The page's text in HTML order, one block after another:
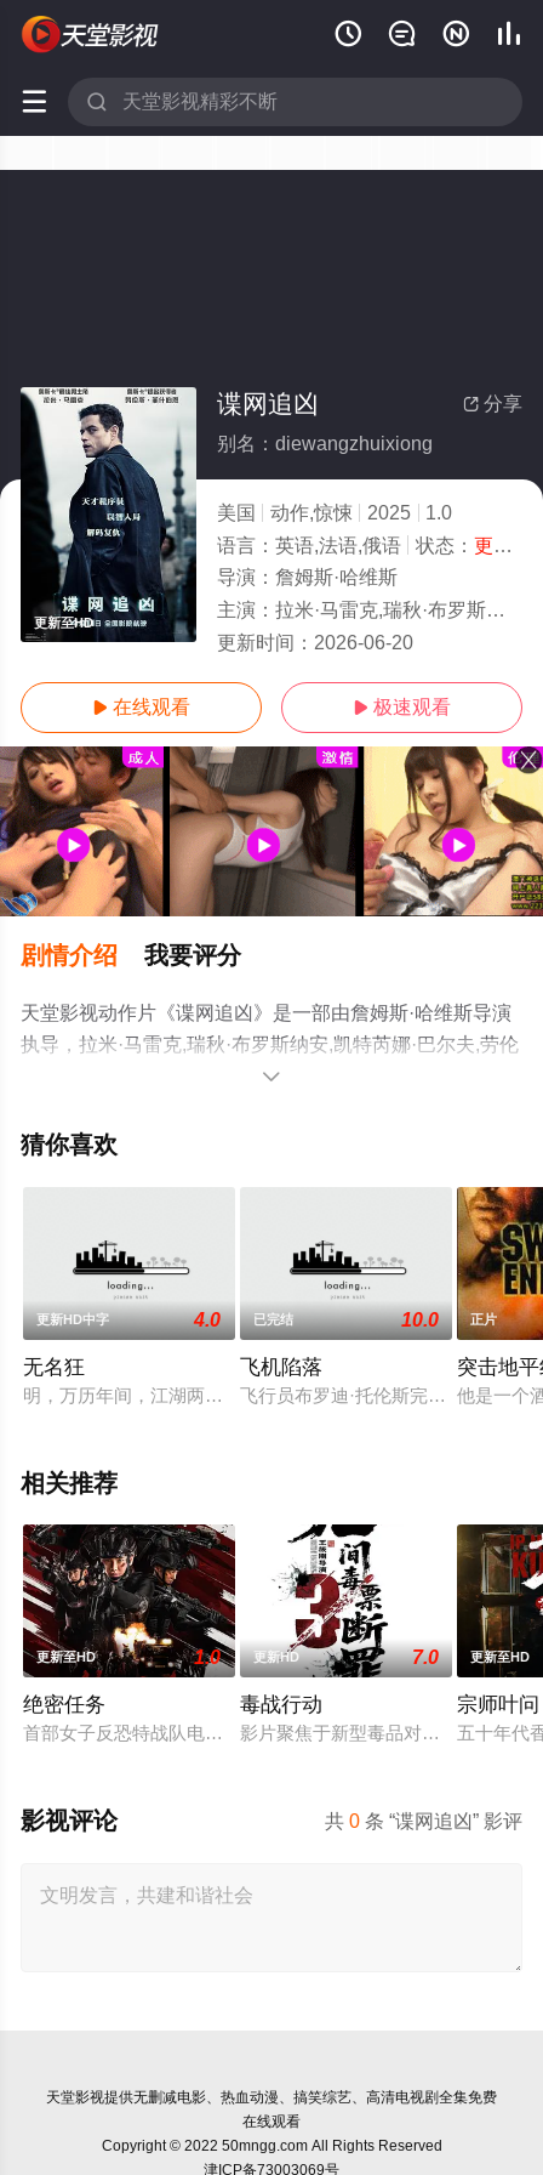
   
 
更新至HD
 分享
谍网追凶
别名：diewangzhuixiong
美国 动作,惊悚 2025
1.0
语言： 英语,法语,俄语 状态： 更新至HD/高清
导演： 詹姆斯·哈维斯
主演： 拉米·马雷克,瑞秋·布罗斯纳安,凯特芮娜·巴尔夫,劳伦斯·菲什伯恩,乔·博恩瑟,霍特·麦克卡
更新时间： 2026-06-20
 在线观看  极速观看
剧情介绍 我要评分
天堂影视动作片《谍网追凶》是一部由詹姆斯·哈维斯导演
执导，拉米·马雷克,瑞秋·布罗斯纳安,凯特芮娜·巴尔夫,劳伦
斯·菲什伯恩,乔·博恩瑟,霍特·麦克卡兰尼,朱丽安妮·尼科尔
丽丝·休金,芭芭拉·普罗布斯特,约瑟夫·米尔森,马克·里斯曼,
阿南德,埃文·米尔顿,瑞恩·奇尔科特,兰娜·乔弗里,安娜·弗兰
科利尼等演员精彩演绎的美国电影，手机免费观看高清未
删减完整版电影大全就上天堂电影网，更多相关信息可移
步至豆瓣电影、电视猫或剧情网等平台了解。

猜你喜欢
更新HD中字 4.0
无名狂
明，万历年间，江湖两大暗杀门派，无名门突遭血洗，唐门继
已完结 10.0
飞机陷落
飞行员布罗迪·托伦斯完成了一项英
正片
突击地
他是一个
相关推荐
更新至HD 1.0
绝密任务
首部女子反恐特战队电影，面对恐怖主义恶势力，“最飒女子反
更新HD 7.0
毒战行动
影片聚焦于新型毒品对青少年的危害
更新至HD
宗师叶问
五十年代
共0 条 “谍网追凶” 影评
影视评论
天堂影视提供无删减电影、热血动漫、搞笑综艺、高清电视剧全集免费
在线观看
Copyright © 2022 50mngg.com All Rights Reserved
津ICP备73003069号